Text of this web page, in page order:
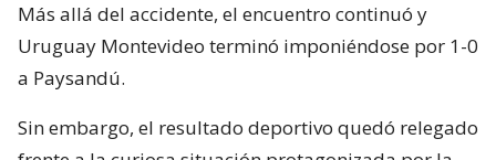
Más allá del accidente, el encuentro continuó y
Uruguay Montevideo terminó imponiéndose por 1-0
a Paysandú.
Sin embargo, el resultado deportivo quedó relegado